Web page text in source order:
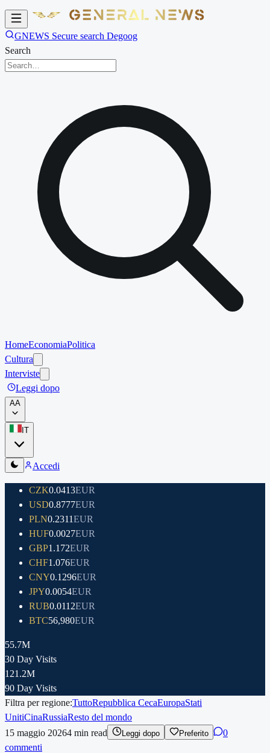
GNEWS Secure search Degoog
Search
HomeEconomiaPolitica
Cultura
Interviste
Leggi dopo
AA
IT
Accedi
CZK0.0413EUR
USD0.8777EUR
PLN0.2311EUR
HUF0.0027EUR
GBP1.172EUR
CHF1.076EUR
CNY0.1296EUR
JPY0.0054EUR
RUB0.0112EUR
BTC56,980EUR
55.7M
30 Day Visits
121.2M
90 Day Visits
Filtra per regione:TuttoRepubblica CecaEuropaStati
UnitiCinaRussiaResto del mondo
15 maggio 20264 min read Leggi dopo Preferito
0
commenti